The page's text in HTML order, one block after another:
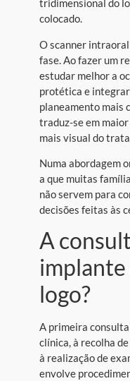
tridimensional do
colocado.
O scanner
fase. Ao fazer um
estudar melhor a
protética e
planeamento mais
traduz-se em
mais visual do
Numa abordagem
a que muitas
não servem para
decisões feitas às
A
logo?
A primeira
clínica, à recolha
à realização de
envolve